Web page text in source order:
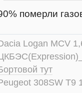
померли
Logan MCV
тут
308SW T9